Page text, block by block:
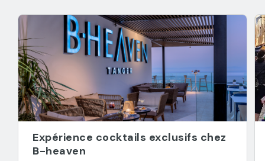
Expérience cocktails exclusifs chez
B-heaven